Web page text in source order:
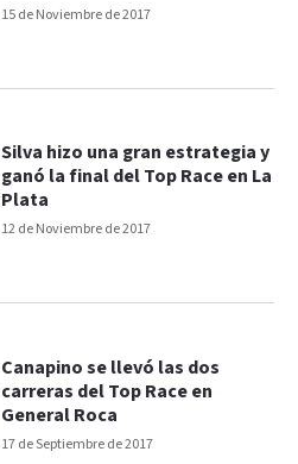
15 de Noviembre de 2017
12 de Noviembre de 2017
Silva hizo una gran estrategia y
ganó la final del Top Race en La
Plata
17 de Septiembre de 2017
Canapino se llevó las dos
carreras del Top Race en
General Roca